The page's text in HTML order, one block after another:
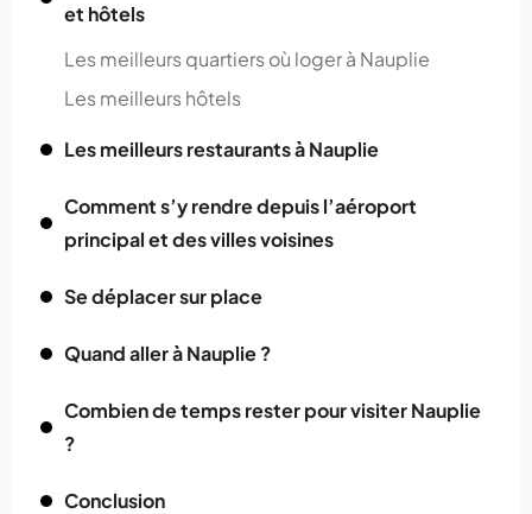
et hôtels
Les meilleurs quartiers où loger à Nauplie
Les meilleurs hôtels
Les meilleurs restaurants à Nauplie
Comment s’y rendre depuis l’aéroport
principal et des villes voisines
Se déplacer sur place
Quand aller à Nauplie ?
Combien de temps rester pour visiter Nauplie
?
Conclusion